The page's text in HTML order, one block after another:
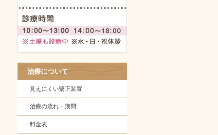
治療について
見えにくい矯正装置
治療の流れ・期間
料金表